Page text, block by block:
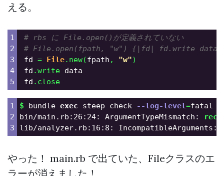
える。
1
2
3
4
# rbs に File.open()が定義されていない
# File.open(fpath, "w") {|fd| fd.write data
fd = File. new(fpath , "w")
fd .write data
fd . close
1
2
$ bundle exec steep check --log-level=fatal
bin/main.rb:26:24: ArgumentTypeMismatch:
lib/analyzer.rb:16:8: IncompatibleArguments:
やった！ main.rb で出ていた、Fileクラスのエ
ラーが消えました！